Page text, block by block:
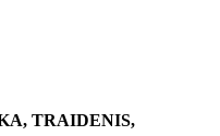
TRAIDENIS,